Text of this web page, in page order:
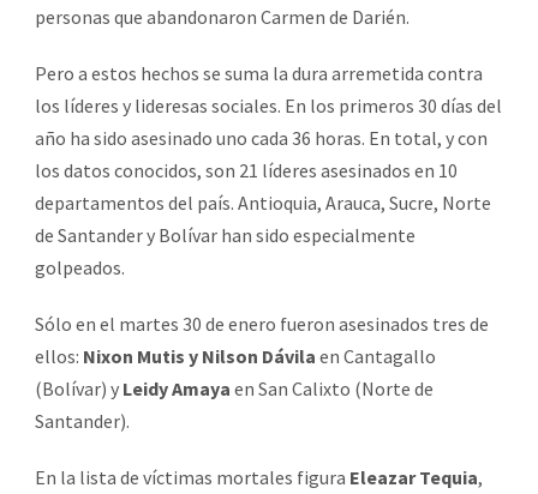
personas que abandonaron Carmen de Darién.
Pero a estos hechos se suma la dura arremetida contra
los líderes y lideresas sociales. En los primeros 30 días del
año ha sido asesinado uno cada 36 horas. En total, y con
los datos conocidos, son 21 líderes asesinados en 10
departamentos del país. Antioquia, Arauca, Sucre, Norte
de Santander y Bolívar han sido especialmente
golpeados.
Sólo en el martes 30 de enero fueron asesinados tres de
ellos: Nixon Mutis y Nilson Dávila en Cantagallo
(Bolívar) y Leidy Amaya en San Calixto (Norte de
Santander).
En la lista de víctimas mortales figura Eleazar Tequia,